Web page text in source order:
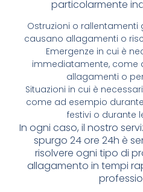
particolarmente
Ostruzioni o rallentamenti
causano allagamenti o
Emergenze in cui è
immediatamente, come
allagamenti o
Situazioni in cui è
come ad esempio
festivi o durante
In ogni caso, il nostro
spurgo 24 ore 24h è
risolvere ogni tipo di
allagamento in tempi